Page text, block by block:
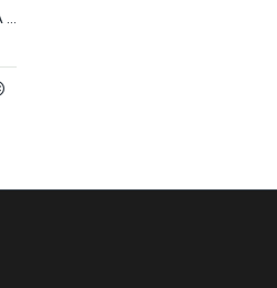
Bagažinės kilimėlis HONDA CR-V (2002-2007) 18016